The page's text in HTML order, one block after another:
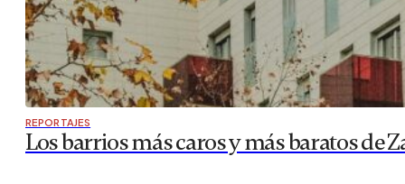
REPORTAJES
Los barrios más caros y más baratos de